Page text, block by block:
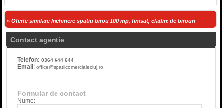
» Oferte similare Inchiriere spatiu birou 100 mp, finisat, cladire de birouri
Contact agentie
Telefon:0364 644 644
Email :office@spatiicomercialecluj.ro
Formular de contact
Nume: